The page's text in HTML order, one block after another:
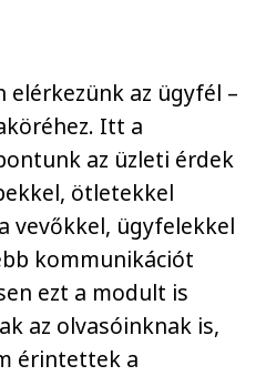
elérkezünk az ügyfél –
Itt a
az üzleti érdek
ötletekkel
vevőkkel, ügyfelekkel
kommunikációt
ezt a modult is
az olvasóinknak is,
érintettek a